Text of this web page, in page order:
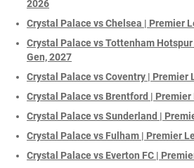
2026
Crystal Palace vs Chelsea | Premier
Crystal Palace vs Tottenham
Gen, 2027
Crystal Palace vs Coventry | Premier
Crystal Palace vs Brentford | Premier
Crystal Palace vs Sunderland |
Crystal Palace vs Fulham | Premier
Crystal Palace vs Everton FC |